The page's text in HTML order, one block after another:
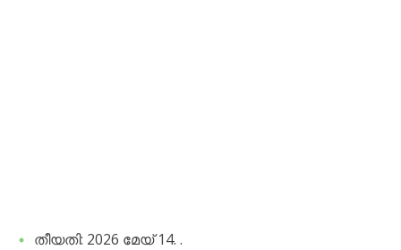
​തീയതി: 2026 മേയ് 14. .